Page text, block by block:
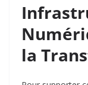
la